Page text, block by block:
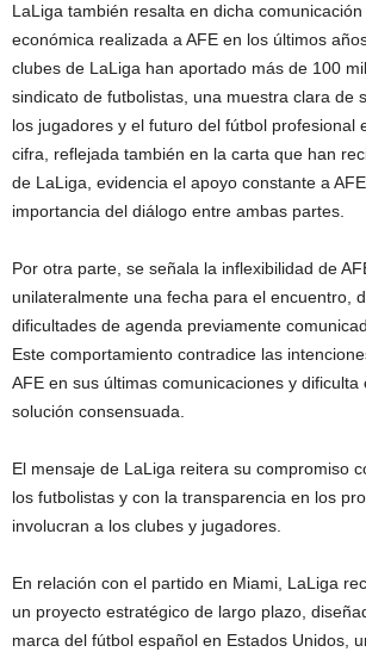
LaLiga también resalta en dicha
económica realizada a AFE en los últimos
clubes de LaLiga han aportado más de 100
sindicato de futbolistas, una muestra clara de
los jugadores y el futuro del fútbol profesional
cifra, reflejada también en la carta que han
de LaLiga, evidencia el apoyo constante a
importancia del diálogo entre ambas partes.
Por otra parte, se señala la inflexibilidad de
unilateralmente una fecha para el encuentro,
dificultades de agenda previamente
Este comportamiento contradice las
AFE en sus últimas comunicaciones y
solución consensuada.
El mensaje de LaLiga reitera su compromiso
los futbolistas y con la transparencia en los
involucran a los clubes y jugadores.
En relación con el partido en Miami, LaLiga
un proyecto estratégico de largo plazo,
marca del fútbol español en Estados Unidos,